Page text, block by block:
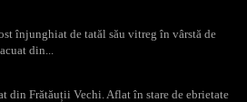
înjunghiat de tatăl său vitreg în vârstă de
din...
din Frătăuții Vechi. Aflat în stare de ebrietate